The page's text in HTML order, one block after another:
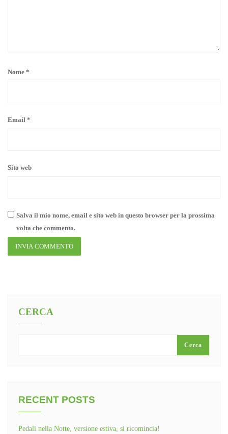
Nome *
Email *
Sito web
Salva il mio nome, email e sito web in questo browser per la prossima
volta che commento.
CERCA
Cerca
RECENT POSTS
Pedali nella Notte, versione estiva, si ricomincia!